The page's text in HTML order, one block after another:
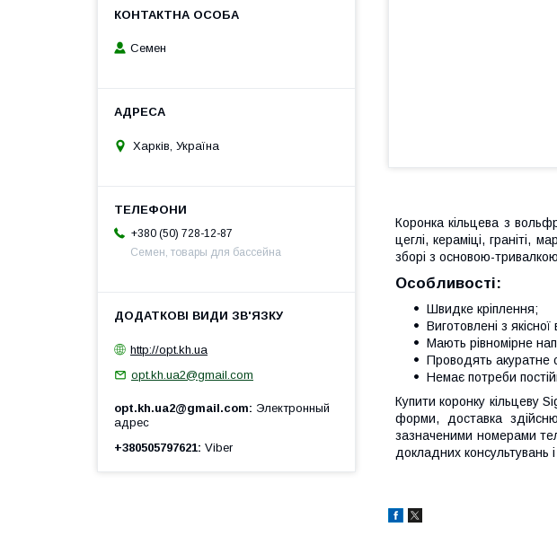
Коронка кільцева з
цеглі, кераміці, граніті,
зборі з основою-
Особливості:
Швидке кріплення;
Виготовлені з якісної
Мають рівномірне
Проводять акуратне
Немає потреби
Купити коронку кільцеву
форми, доставка
зазначеними номерами
докладних консультувань
Семен
Харків, Україна
+380 (50) 728-12-87
Семен, товары для бассейна
http://opt.kh.ua
opt.kh.ua2@gmail.com
opt.kh.ua2@gmail.com
Электронный
адрес
+380505797621 Viber